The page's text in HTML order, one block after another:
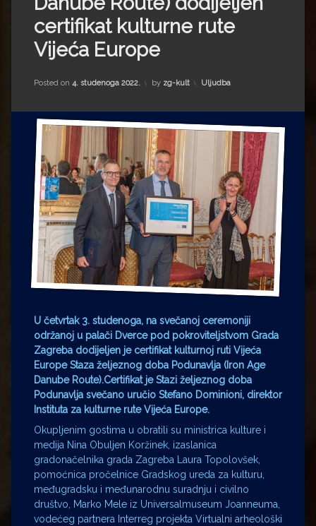
Impressum
Milenko Strižak
Drugi autori
Drugi autori
Željko Krznarić
Mario Lovreković
Miroslav Šantek
certifikat kulturne rute
Vijeća Europe
Posted on 4. studenoga 2022. by zg-kult Kategorije:
Uljudba
U četvrtak 3. studenoga, na svečanoj ceremoniji
održanoj u palači Dverce pod pokroviteljstvom Grada
Zagreba dodijeljen je certifikat kulturnoj ruti Vijeća
Europe Staza željeznog doba Podunavlja (Iron Age
Danube Route).Certifikat je Stazi željeznog doba
Podunavlja svečano uručio Stefano Dominioni, direktor
Instituta za kulturne rute Vijeća Europe.
Okupljenim gostima u obratili su ministrica kulture i
medija Nina Obuljen Koržinek, izaslanica
gradonačelnika grada Zagreba Laura Topolovšek,
pomoćnica pročelnice Gradskog ureda za kulturu,
međugradsku i međunarodnu suradnju i civilno
društvo, Marko Mele iz Universalmuseum Joanneuma,
vodećeg partnera Interreg projekta Virtualni arheološki